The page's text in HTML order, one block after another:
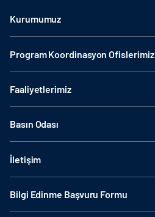
Kurumumuz
Program Koordinasyon Ofislerimiz
Faaliyetlerimiz
Basın Odası
İletişim
Bilgi Edinme Başvuru Formu